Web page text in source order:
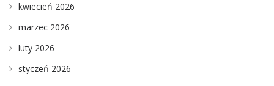
kwiecień 2026
marzec 2026
luty 2026
styczeń 2026